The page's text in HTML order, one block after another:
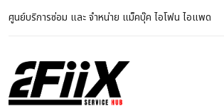
ศูนย์บริการซ่อม และ จำหน่าย แม็คบุ๊ค ไอโฟน ไอแพด